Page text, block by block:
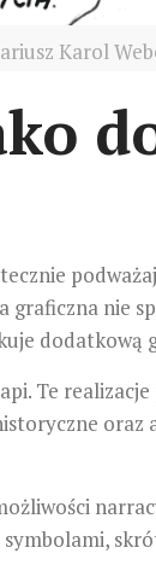
Karol
nie
dodatkową
Te
oraz